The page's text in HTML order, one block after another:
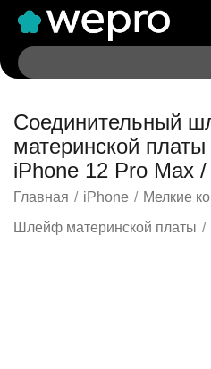
Соединительный
материнской
iPhone 12 Pro Max
Главная / iPhone / Мелкие
Шлейф материнской платы /